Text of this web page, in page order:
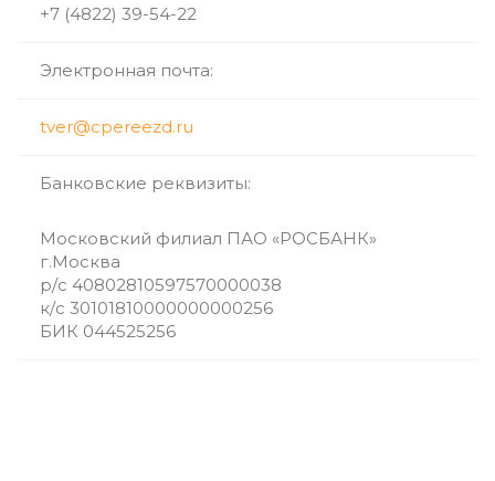
+7 (4822) 39-54-22
Электронная почта:
tver@cpereezd.ru
Банковские реквизиты:
Московский филиал ПАО «РОСБАНК»
г.Москва
р/с 40802810597570000038
к/с 30101810000000000256
БИК 044525256